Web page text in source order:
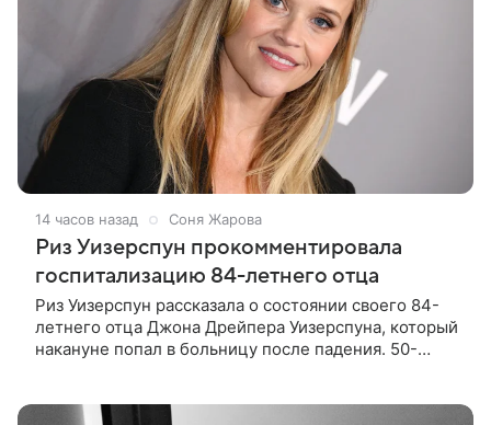
14 часов назад Соня Жарова
Риз Уизерспун прокомментировала
госпитализацию 84-летнего отца
Риз Уизерспун рассказала о состоянии своего 84-
летнего отца Джона Дрейпера Уизерспуна, который
накануне попал в больницу после падения. 50-